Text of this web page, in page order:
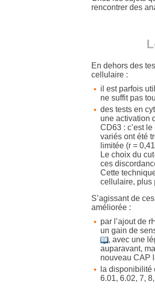
rencontrer des
En dehors des
cellulaire :
il est parfois
ne suffit pas
des tests en
une activation
CD63 : c’est
variés ont été
limitée (r =
Le choix du
ces
Cette
cellulaire, plus
S’agissant de
améliorée :
par l’ajout de
un gain de
, avec une
auparavant,
nouveau CAP
la disponibilité
6.01, 6.02, 7,